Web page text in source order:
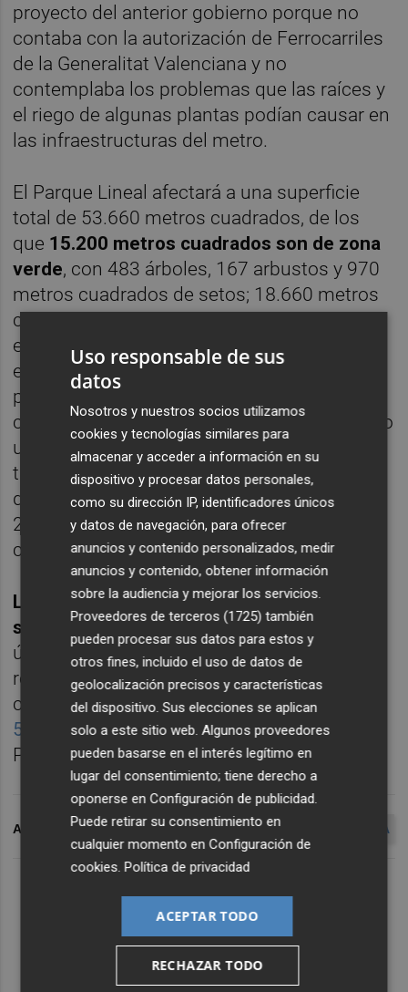
proyecto del anterior gobierno porque no
contaba con la autorización de Ferrocarriles
de la Generalitat Valenciana y no
contemplaba los problemas que las raíces y
el riego de algunas plantas podían causar en
las infraestructuras del metro.
El Parque Lineal afectará a una superficie
total de 53.660 metros cuadrados, de los
que 15.200 metros cuadrados son de zona
verde, con 483 árboles, 167 arbustos y 970
metros cuadrados de setos; 18.660 metros
cuadrados con una pradera, zona de
esparcimiento con cenador y anfiteatro y
espacio para los niños; y los 19.800 de
paseo y carril bici. Las obras también
contemplan la ejecución del carril bici, "como
una vía de conexión en la que primará el
tráfico pacificado", y la adecuación de la red
de saneamiento y alumbrado público, con
267 luminarias de consumo reducido y no
contaminante
La protesta de los vecinos de Benimàmet
se une a otrasque se han sucedido en las
últimas semanas, como
la tractorada
realizada porlos vecinos de las pedanías Sur
contra la polémica modificación dela CV-
500
realizada por la Conselleria de Obras
Públicas a instancias del consistorio.
ARCHIVADO EN BENIMÀMET AYUNTAMIENTO DE VALENCIA
Uso responsable de sus
datos
Nosotros y nuestros socios utilizamos
cookies y tecnologías similares para
almacenar y acceder a información en su
dispositivo y procesar datos personales,
como su dirección IP, identificadores únicos
y datos de navegación, para ofrecer
anuncios y contenido personalizados, medir
anuncios y contenido, obtener información
sobre la audiencia y mejorar los servicios.
Proveedores de terceros (1725) también
pueden procesar sus datos para estos y
otros fines, incluido el uso de datos de
geolocalización precisos y características
del dispositivo. Sus elecciones se aplican
solo a este sitio web. Algunos proveedores
pueden basarse en el interés legítimo en
lugar del consentimiento; tiene derecho a
oponerse enConfiguración de publicidad.
Puede retirar su consentimiento en
cualquier momento enConfiguración de
cookies.Política de privacidad
ACEPTAR TODO
RECHAZAR TODO